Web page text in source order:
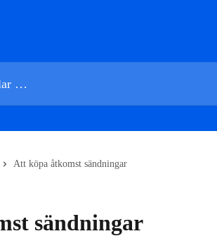
Att köpa åtkomst sändningar
sändningar